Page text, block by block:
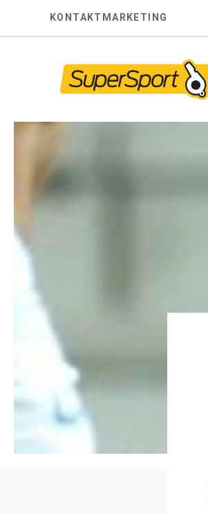
KONTAKT MARKETING